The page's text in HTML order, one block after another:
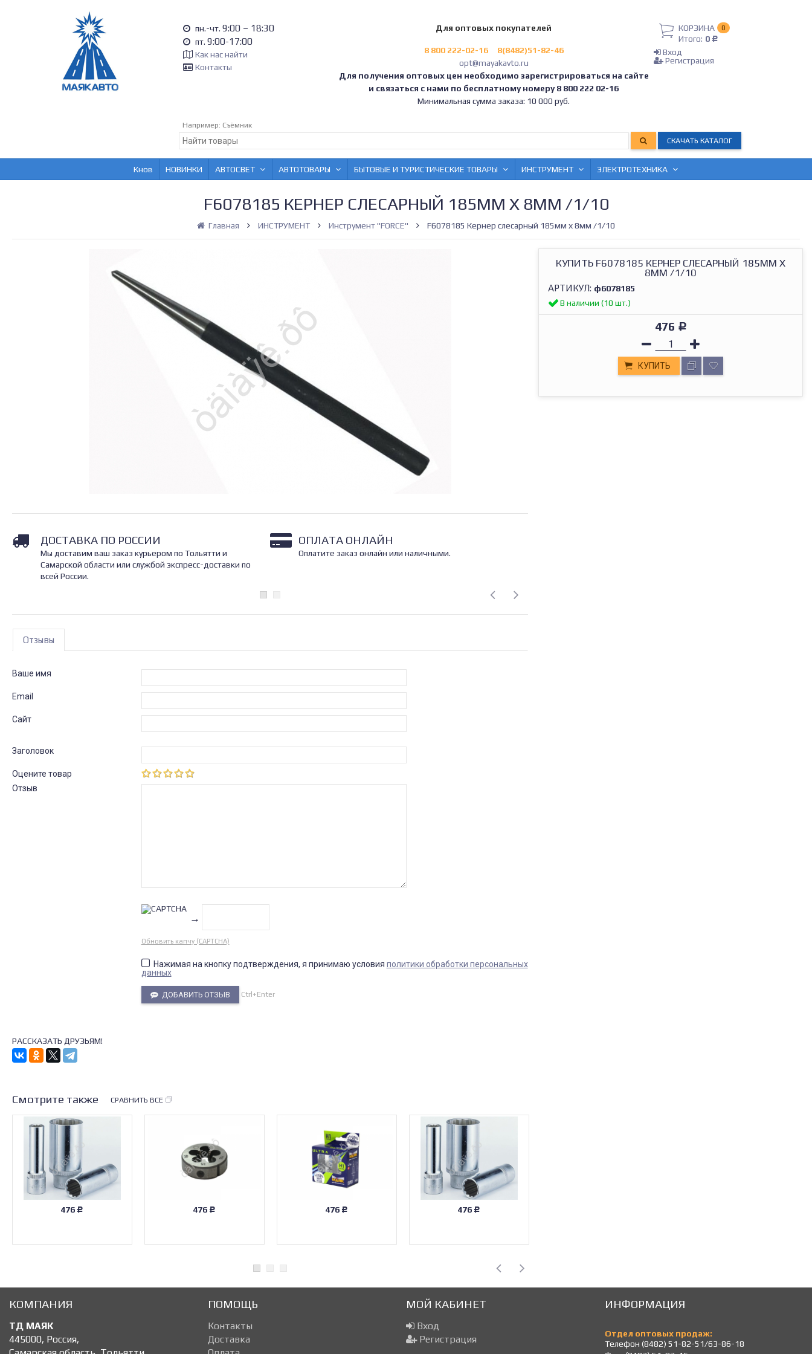
пн.-чт. 9:00 – 18:30
пт. 9:00-17:00
Как нас найти
Контакты
Для оптовых покупателей
8 800 222-02-16
8(8482)51-82-46
opt@mayakavto.ru
Для получения оптовых цен необходимо зарегистрироваться на сайте
и связаться с нами по бесплатному номеру 8 800 222 02-16
Минимальная сумма заказа: 10 000 руб.
КОРЗИНА 0
Итого: 0 Р
Вход
Регистрация
Например: Съёмник
СКАЧАТЬ КАТАЛОГ
Кнов НОВИНКИ АВТОСВЕТ АВТОТОВАРЫ БЫТОВЫЕ И ТУРИСТИЧЕСКИЕ ТОВАРЫ ИНСТРУМЕНТ ЭЛЕКТРОТЕХНИКА
F6078185 КЕРНЕР СЛЕСАРНЫЙ 185ММ Х 8ММ /1/10
Главная ИНСТРУМЕНТ Инструмент "FORCE" F6078185 Кернер слесарный 185мм х 8мм /1/10
КУПИТЬ F6078185 КЕРНЕР СЛЕСАРНЫЙ 185ММ Х
8ММ /1/10
АРТИКУЛ: ф6078185
В наличии (10 шт.)
476 Р
КУПИТЬ
ДОСТАВКА ПО РОССИИ
Мы доставим ваш заказ курьером по Тольятти и
Самарской области или службой экспресс-доставки по
всей России.
ОПЛАТА ОНЛАЙН
Оплатите заказ онлайн или наличными.
Отзывы
Ваше имя
Email
Сайт
Заголовок
Оцените товар
Отзыв
→
Обновить капчу (CAPTCHA)
Нажимая на кнопку подтверждения, я принимаю условия политики обработки персональных
данных
ДОБАВИТЬ ОТЗЫВ Ctrl+Enter
РАССКАЗАТЬ ДРУЗЬЯМ!
Смотрите также СРАВНИТЬ ВСЕ
476 Р 476 Р 476 Р 476 Р
КОМПАНИЯ
ТД МАЯК
445000, Россия,
ПОМОЩЬ
Контакты
Доставка
МОЙ КАБИНЕТ
Вход
Регистрация
ИНФОРМАЦИЯ
Отдел оптовых продаж:
Телефон (8482) 51-82-51/63-86-18